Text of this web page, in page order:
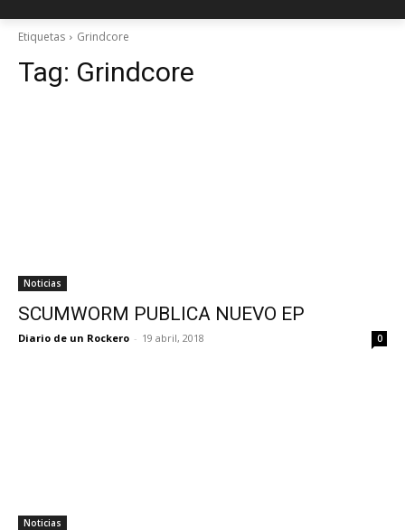
Etiquetas Grindcore
Tag: Grindcore
Noticias
SCUMWORM PUBLICA NUEVO EP
Diario de un Rockero - 19 abril, 2018 0
Noticias